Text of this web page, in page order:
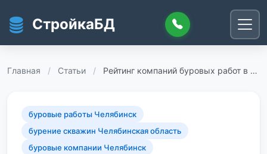
СтройкаБД
Главная / Статьи / Рейтинг компаний буровых работ в …
буровые работы Челябинск
бурение скважин Челябинская область
буровые компании Челябинск